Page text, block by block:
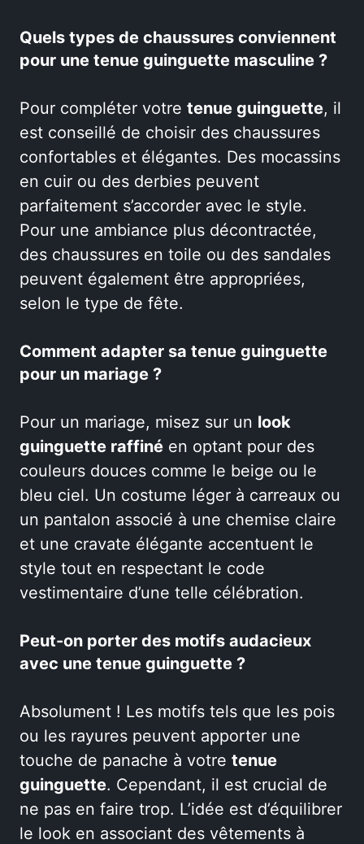
Quels types de chaussures conviennent
pour une tenue guinguette masculine ?
Pour compléter votre tenue guinguette, il
est conseillé de choisir des chaussures
confortables et élégantes. Des mocassins
en cuir ou des derbies peuvent
parfaitement s’accorder avec le style.
Pour une ambiance plus décontractée,
des chaussures en toile ou des sandales
peuvent également être appropriées,
selon le type de fête.
Comment adapter sa tenue guinguette
pour un mariage ?
Pour un mariage, misez sur un look
guinguette raffiné en optant pour des
couleurs douces comme le beige ou le
bleu ciel. Un costume léger à carreaux ou
un pantalon associé à une chemise claire
et une cravate élégante accentuent le
style tout en respectant le code
vestimentaire d’une telle célébration.
Peut-on porter des motifs audacieux
avec une tenue guinguette ?
Absolument ! Les motifs tels que les pois
ou les rayures peuvent apporter une
touche de panache à votre tenue
guinguette. Cependant, il est crucial de
ne pas en faire trop. L’idée est d’équilibrer
le look en associant des vêtements à